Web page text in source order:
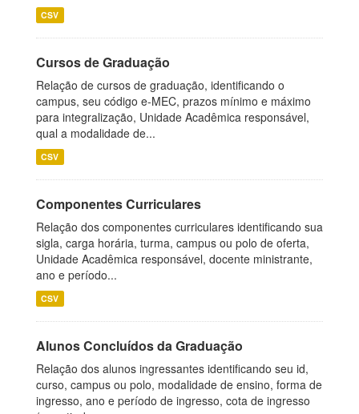
CSV
Cursos de Graduação
Relação de cursos de graduação, identificando o
campus, seu código e-MEC, prazos mínimo e máximo
para integralização, Unidade Acadêmica responsável,
qual a modalidade de...
CSV
Componentes Curriculares
Relação dos componentes curriculares identificando sua
sigla, carga horária, turma, campus ou polo de oferta,
Unidade Acadêmica responsável, docente ministrante,
ano e período...
CSV
Alunos Concluídos da Graduação
Relação dos alunos ingressantes identificando seu id,
curso, campus ou polo, modalidade de ensino, forma de
ingresso, ano e período de ingresso, cota de ingresso